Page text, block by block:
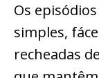
Os
simples,
recheadas